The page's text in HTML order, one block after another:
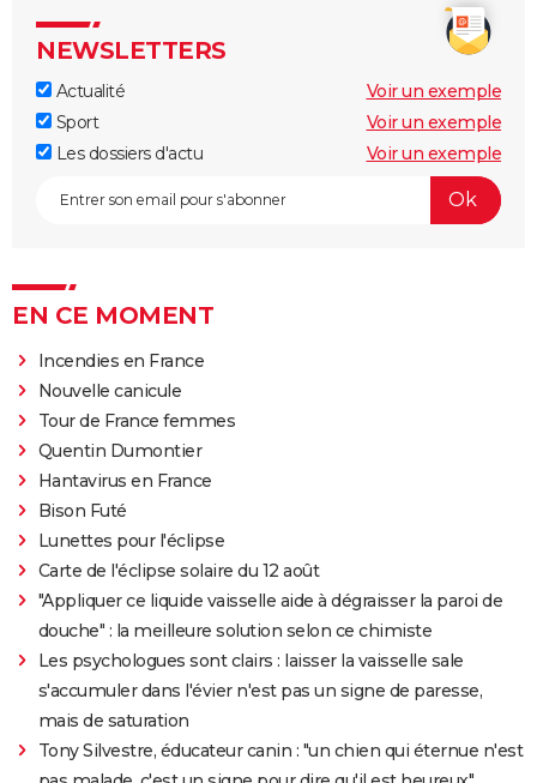
NEWSLETTERS
Actualité
Voir un exemple
Sport
Voir un exemple
Les dossiers d'actu
Voir un exemple
EN CE MOMENT
Incendies en France
Nouvelle canicule
Tour de France femmes
Quentin Dumontier
Hantavirus en France
Bison Futé
Lunettes pour l'éclipse
Carte de l'éclipse solaire du 12 août
"Appliquer ce liquide vaisselle aide à dégraisser la paroi de
douche" : la meilleure solution selon ce chimiste
Les psychologues sont clairs : laisser la vaisselle sale
s'accumuler dans l'évier n'est pas un signe de paresse,
mais de saturation
Tony Silvestre, éducateur canin : "un chien qui éternue n'est